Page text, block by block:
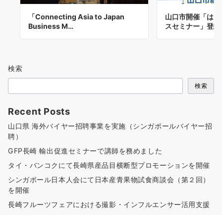
「Connecting Asia to Japan
Business M…
山口市開催「は
スセミナー」登壇
検索
検索
Recent Posts
山口県 海外バイヤー招聘事業を実施（シンガポールバイヤー招
聘）
GFP長崎 輸出促進セミナーで講師を務めました
タイ・バンコクにて長崎県産品目横断型プロモーションを開催
シンガポール日本人会にて日本産青果物試食商談会（第２回）
を開催
長崎フルーツフェアにおける撮影・インフルエンサー活用支援